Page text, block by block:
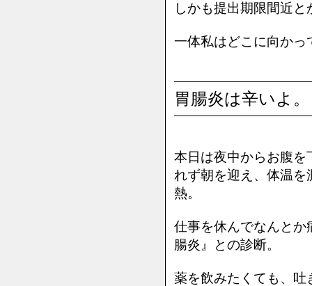
しかも提出期限間近と
一体私はどこに向かっ
胃腸炎は辛いよ。
本日は夜中からお腹を
れず朝を迎え、体温を
熱。
仕事を休んでなんとか
腸炎』との診断。
薬を飲みたくても、吐